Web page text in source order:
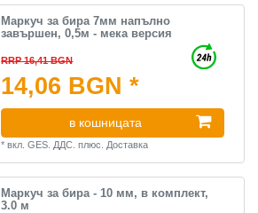
Маркуч за бира 7мм напълно
завършен, 0,5м - мека версия
RRP 16,41 BGN
14,06 BGN *
в кошницата
*вкл. GES. ДДС. плюс.Доставка
Маркуч за бира - 10 мм, в комплект,
3.0 м